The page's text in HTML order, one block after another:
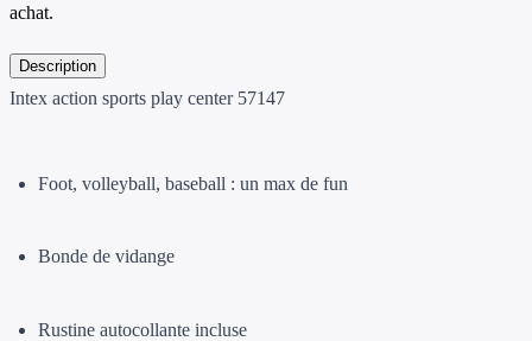
achat.
Description
Intex action sports play center 57147
Foot, volleyball, baseball : un max de fun
Bonde de vidange
Rustine autocollante incluse